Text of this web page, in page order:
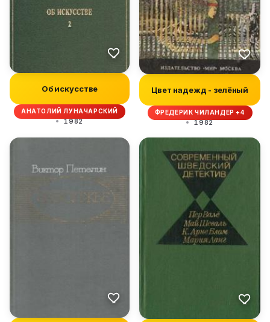
Об искусстве
АНАТОЛИЙ ЛУНАЧАРСКИЙ
1982
Цвет надежд - зелёный
ФРЕДЕРИК ЧИЛАНДЕР +4
1982